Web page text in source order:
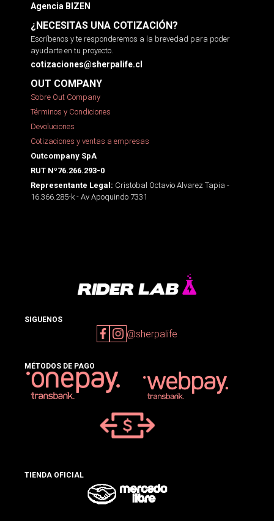
Agencia BIZEN
¿NECESITAS UNA COTIZACIÓN?
Escríbenos y te responderemos a la brevedad para poder
ayudarte en tu proyecto.
cotizaciones@sherpalife.cl
OUT COMPANY
Sobre Out Company
Términos y Condiciones
Devoluciones
Cotizaciones y ventas a empresas
Outcompany SpA
RUT Nº76.266.293-0
Representante Legal: Cristobal Octavio Alvarez Tapia -
16.366.285-k - Av Apoquindo 7331
SIGUENOS
@sherpalife
MÉTODOS DE PAGO
TIENDA OFICIAL